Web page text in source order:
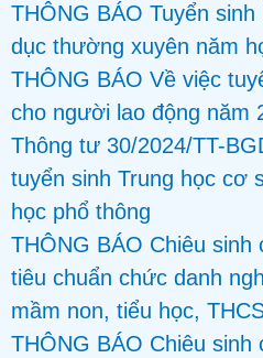
THÔNG BÁO Tuyển
dục thường xuyên năm
THÔNG BÁO Về việc
cho người lao động năm
Thông tư 30/2024/TT-
tuyển sinh Trung học cơ
học phổ thông
THÔNG BÁO Chiêu
tiêu chuẩn chức danh
mầm non, tiểu học,
THÔNG BÁO Chiêu